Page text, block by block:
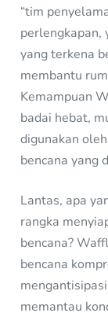
“tim
perlengkapan,
yang terkena
membantu
Kemampuan
badai hebat,
digunakan
bencana yang
Lantas, apa
rangka
bencana?
bencana
memantau